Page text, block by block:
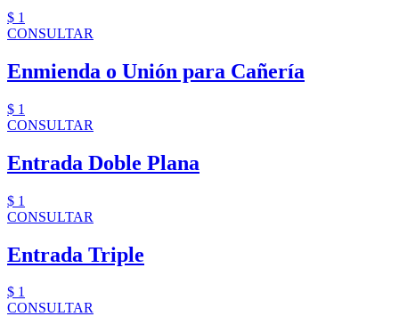
$ 1
CONSULTAR
Enmienda o Unión para Cañería
$ 1
CONSULTAR
Entrada Doble Plana
$ 1
CONSULTAR
Entrada Triple
$ 1
CONSULTAR